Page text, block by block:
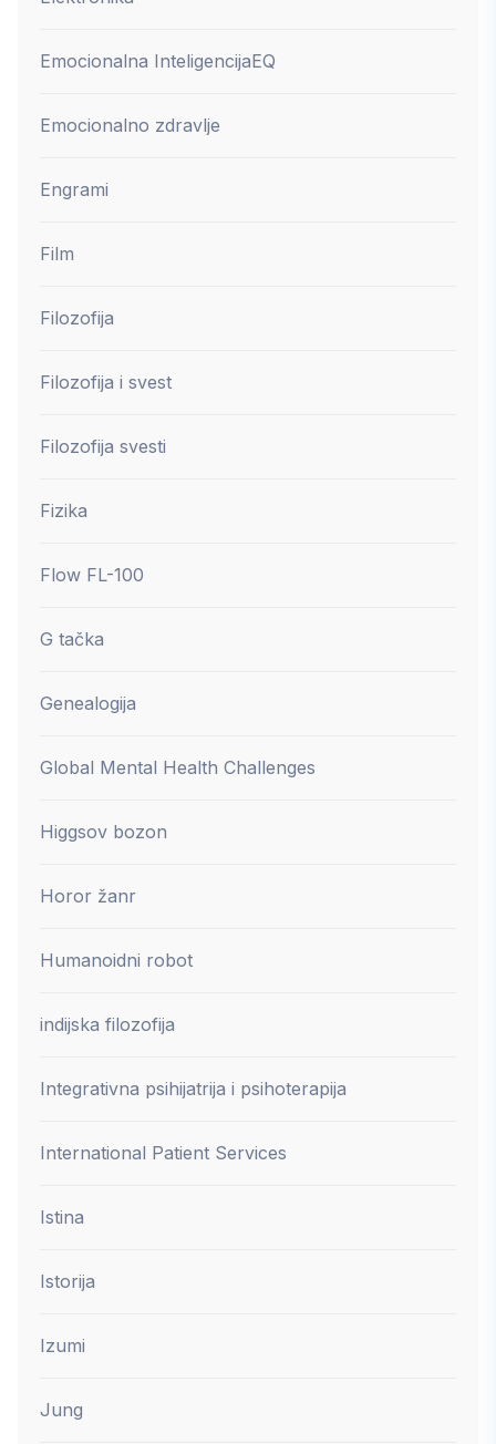
Emocionalna InteligencijaEQ
Emocionalno zdravlje
Engrami
Film
Filozofija
Filozofija i svest
Filozofija svesti
Fizika
Flow FL-100
G tačka
Genealogija
Global Mental Health Challenges
Higgsov bozon
Horor žanr
Humanoidni robot
indijska filozofija
Integrativna psihijatrija i psihoterapija
International Patient Services
Istina
Istorija
Izumi
Jung